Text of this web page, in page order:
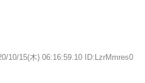
10/15(木) 06:16:59.10 ID:LzrMmres0